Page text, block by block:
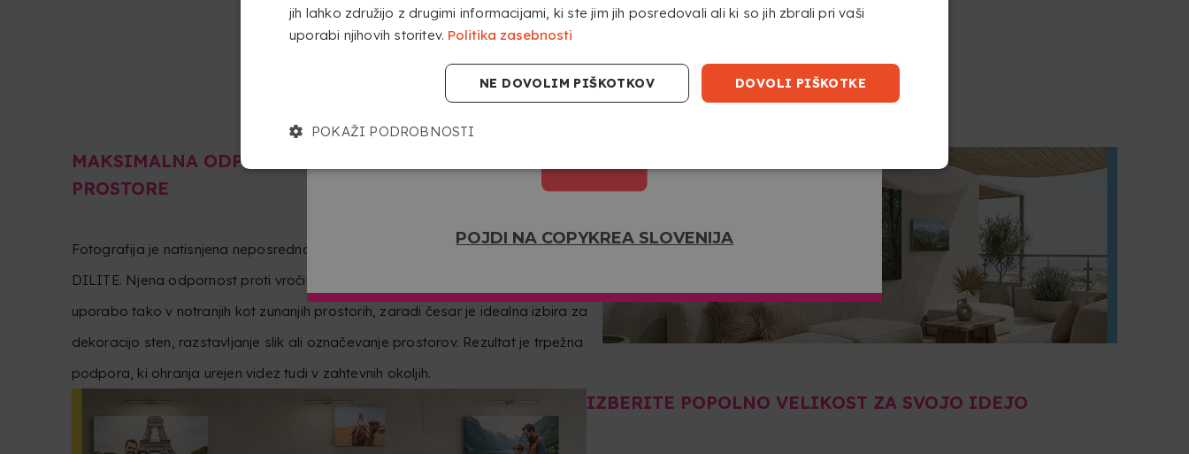
POJDI NA COPYKREA SLOVENIJA
MAKSIMALNA ODPORNOST ZA NOTRANJE IN ZUNANJE
PROSTORE
Fotografija je natisnjena neposredno na 3 mm debelo aluminijasto ploščo
DILITE. Njena odpornost proti vročini in vremenskim vplivom omogoča
uporabo tako v notranjih kot zunanjih prostorih, zaradi česar je idealna izbira za
dekoracijo sten, razstavljanje slik ali označevanje prostorov. Rezultat je trpežna
podpora, ki ohranja urejen videz tudi v zahtevnih okoljih.
IZBERITE POPOLNO VELIKOST ZA SVOJO IDEJO
jih lahko združijo z drugimi informacijami, ki ste jim jih posredovali ali ki so jih zbrali pri vaši
uporabi njihovih storitev. Politika zasebnosti
DOVOLI PIŠKOTKE
NE DOVOLIM PIŠKOTKOV
POKAŽI PODROBNOSTI